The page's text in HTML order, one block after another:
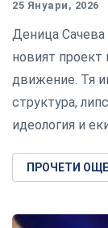
25 Януари, 2026
Деница Сачева
новият
движение. Тя
структура,
идеология и
ПРОЧЕТИ ОЩЕ